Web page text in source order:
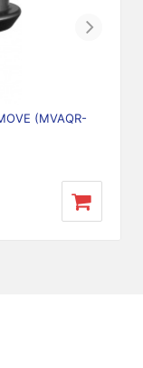
Next
(MVAQR-